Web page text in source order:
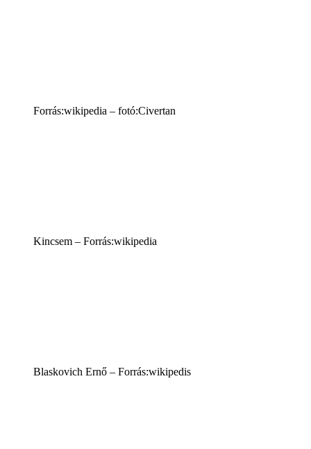
Forrás:wikipedia – fotó:Civertan
Kincsem – Forrás:wikipedia
Blaskovich Ernő – Forrás:wikipedis